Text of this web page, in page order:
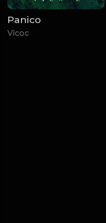
Panico
Vicoc